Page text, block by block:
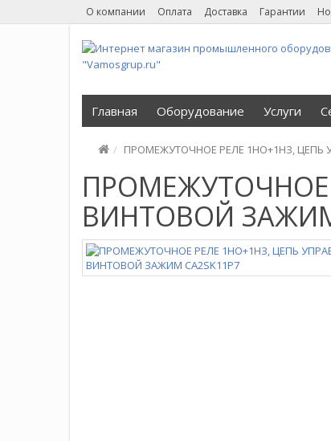
О компании Оплата Доставка Гарантии
Главная Оборудование Услуги
ПРОМЕЖУТОЧНОЕ РЕЛЕ 1НО+1НЗ, ЦЕПЬ
ПРОМЕЖУТОЧНОЕ
ВИНТОВОЙ ЗАЖИМ